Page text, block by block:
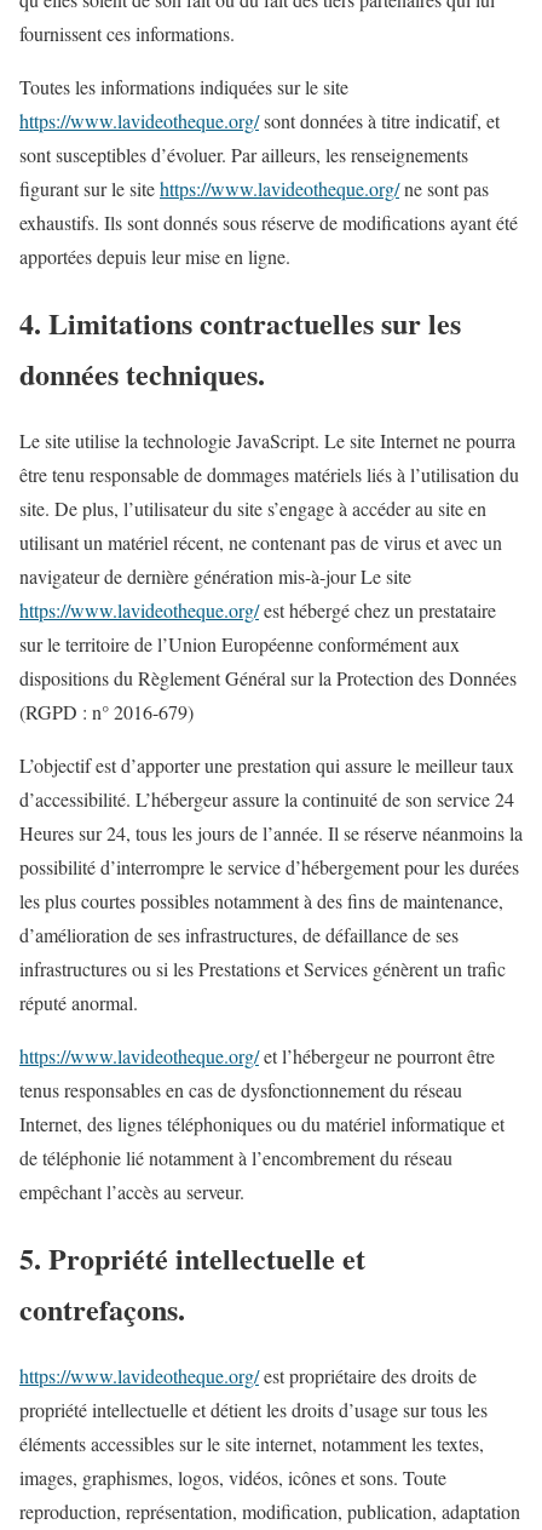
fournissent ces informations.
Toutes les informations indiquées sur le site
https://www.lavideotheque.org/sont données à titre indicatif, et
sont susceptibles d’évoluer. Par ailleurs, les renseignements
figurant sur le sitehttps://www.lavideotheque.org/ne sont pas
exhaustifs. Ils sont donnés sous réserve de modifications ayant été
apportées depuis leur mise en ligne.
4. Limitations contractuelles sur les
données techniques.
Le site utilise la technologie JavaScript. Le site Internet ne pourra
être tenu responsable de dommages matériels liés à l’utilisation du
site. De plus, l’utilisateur du site s’engage à accéder au site en
utilisant un matériel récent, ne contenant pas de virus et avec un
navigateur de dernière génération mis-à-jour Le site
https://www.lavideotheque.org/est hébergé chez un prestataire
sur le territoire de l’Union Européenne conformément aux
dispositions du Règlement Général sur la Protection des Données
(RGPD : n° 2016-679)
L’objectif est d’apporter une prestation qui assure le meilleur taux
d’accessibilité. L’hébergeur assure la continuité de son service 24
Heures sur 24, tous les jours de l’année. Il se réserve néanmoins la
possibilité d’interrompre le service d’hébergement pour les durées
les plus courtes possibles notamment à des fins de maintenance,
d’amélioration de ses infrastructures, de défaillance de ses
infrastructures ou si les Prestations et Services génèrent un trafic
réputé anormal.
https://www.lavideotheque.org/et l’hébergeur ne pourront être
tenus responsables en cas de dysfonctionnement du réseau
Internet, des lignes téléphoniques ou du matériel informatique et
de téléphonie lié notamment à l’encombrement du réseau
empêchant l’accès au serveur.
5. Propriété intellectuelle et
contrefaçons.
https://www.lavideotheque.org/est propriétaire des droits de
propriété intellectuelle et détient les droits d’usage sur tous les
éléments accessibles sur le site internet, notamment les textes,
images, graphismes, logos, vidéos, icônes et sons. Toute
reproduction, représentation, modification, publication, adaptation